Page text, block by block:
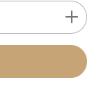
Wert ein